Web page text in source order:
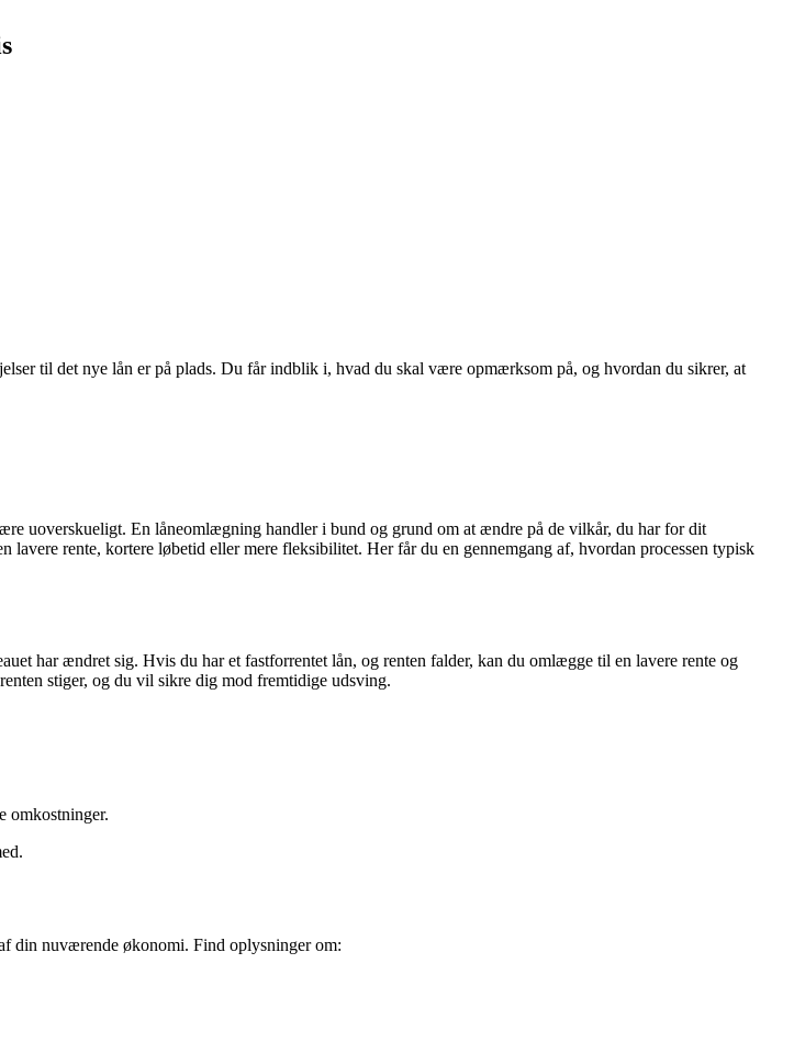
til det nye lån er på plads. Du får indblik i, hvad du skal være opmærksom på, og hvordan du sikrer, at
uoverskueligt. En låneomlægning handler i bund og grund om at ændre på de vilkår, du har for dit
rente, kortere løbetid eller mere fleksibilitet. Her får du en gennemgang af, hvordan processen typisk
har ændret sig. Hvis du har et fastforrentet lån, og renten falder, kan du omlægge til en lavere rente og
stiger, og du vil sikre dig mod fremtidige udsving.
omkostninger.
din nuværende økonomi. Find oplysninger om: